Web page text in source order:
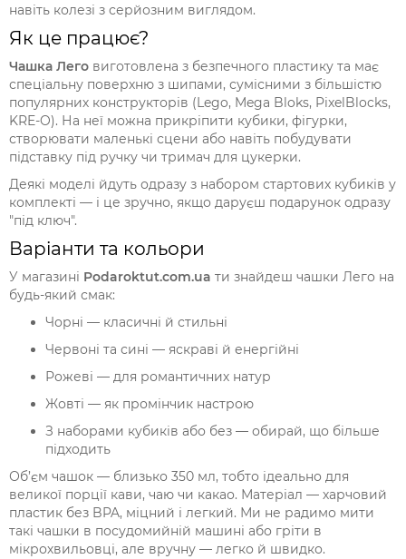
навіть колезі з серйозним виглядом.
Як це працює?
Чашка Лего виготовлена з безпечного пластику та має
спеціальну поверхню з шипами, сумісними з більшістю
популярних конструкторів (Lego, Mega Bloks, PixelBlocks,
KRE-O). На неї можна прикріпити кубики, фігурки,
створювати маленькі сцени або навіть побудувати
підставку під ручку чи тримач для цукерки.
Деякі моделі йдуть одразу з набором стартових кубиків у
комплекті — і це зручно, якщо даруєш подарунок одразу
"під ключ".
Варіанти та кольори
У магазині Podaroktut.com.ua ти знайдеш чашки Лего на
будь-який смак:
Чорні — класичні й стильні
Червоні та сині — яскраві й енергійні
Рожеві — для романтичних натур
Жовті — як промінчик настрою
З наборами кубиків або без — обирай, що більше
підходить
Об’єм чашок — близько 350 мл, тобто ідеально для
великої порції кави, чаю чи какао. Матеріал — харчовий
пластик без BPA, міцний і легкий. Ми не радимо мити
такі чашки в посудомийній машині або гріти в
мікрохвильовці, але вручну — легко й швидко.